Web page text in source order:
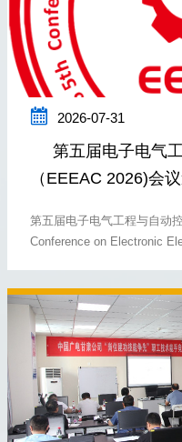
 2026-07-31
第五届电子电气
（EEEAC 2026)会
第五届电子电气工程与自动
Conference on Electronic